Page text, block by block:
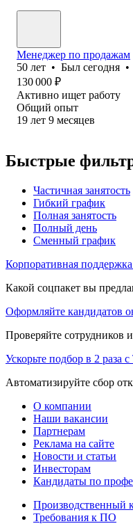
Менеджер по продажам
50 лет • Был сегодня •
130 000 ₽
Активно ищет работу
Общий опыт
19 лет 9 месяцев
Быстрые
Частичная занятость
Гибкий график
Полная занятость
Полный день
Сменный график
Корпоративная
Какой соцпакет вы
Оформляйте кандидатов
Проверяйте сотрудников
Ускорьте подбор в 2 раза
Автоматизируйте сбор
О компании
Наши вакансии
Партнерам
Реклама на сайте
Новости и статьи
Инвесторам
Кандидаты по
Производственный
Требования к ПО